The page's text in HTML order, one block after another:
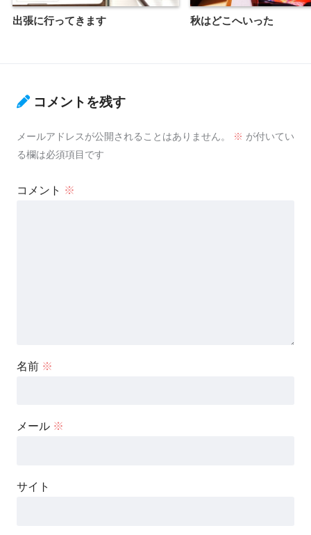
出張に行ってきます 秋はどこへいった
コメントを残す
メールアドレスが公開されることはありません。 ※ が付いてい
る欄は必須項目です
コメント ※
名前 ※
メール ※
サイト